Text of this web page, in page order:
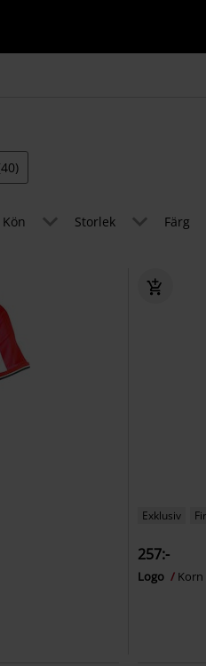
Kön Storlek Färg
Exklusiv
257:-
Logo Korn